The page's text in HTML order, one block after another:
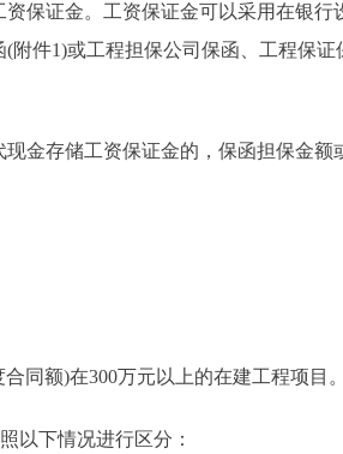
证金。工资保证金可以采用在银行
附件1)或工程担保公司保函、工程保证
金存储工资保证金的，保函担保金额
额)在300万元以上的在建工程项目。
下情况进行区分：